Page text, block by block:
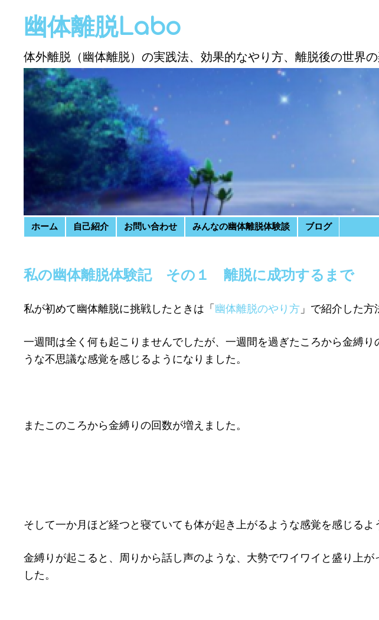
幽体離脱Labo
体外離脱（幽体離脱）の実践法、効果的なやり方、離脱後の世界
Skip to content
ホーム 自己紹介 お問い合わせ みんなの幽体離脱体験談 ブログ
私の幽体離脱体験記 その１ 離脱に成功するまで
私が初めて幽体離脱に挑戦したときは「 幽体離脱のやり方 」で紹介した方
一週間は全く何も起こりませんでしたが、一週間を過ぎたころから金縛
うな不思議な感覚を感じるようになりました。
またこのころから金縛りの回数が増えました。
そして一か月ほど経つと寝ていても体が起き上がるような感覚を感じるよ
金縛りが起こると、周りから話し声のような、大勢でワイワイと盛り上
した。